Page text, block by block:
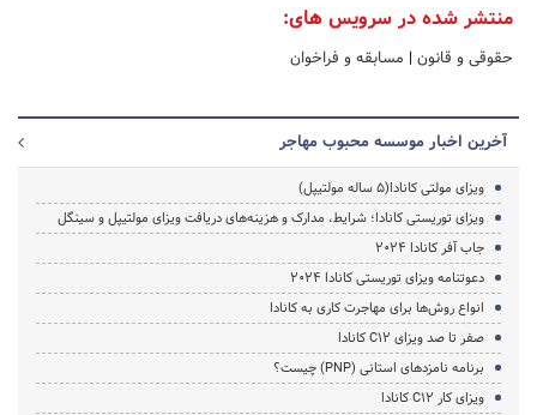
منتشر شده در سرویس های:
حقوقی و قانون | مسابقه و فراخوان
آخرین اخبار موسسه محبوب مهاجر
ویزای مولتی کانادا(5 ساله مولتیپل)
ویزای توریستی کانادا؛ شرایط، مدارک و هزینه‌های دریافت ویزای مولتیپل و سینگل
جاب آفر کانادا 2024
دعوتنامه ویزای توریستی کانادا 2024
انواع روش‌ها برای مهاجرت کاری به کانادا
صفر تا صد ویزای C12 کانادا
برنامه نامزدهای استانی (PNP) چیست؟
ویزای کار C12 کانادا